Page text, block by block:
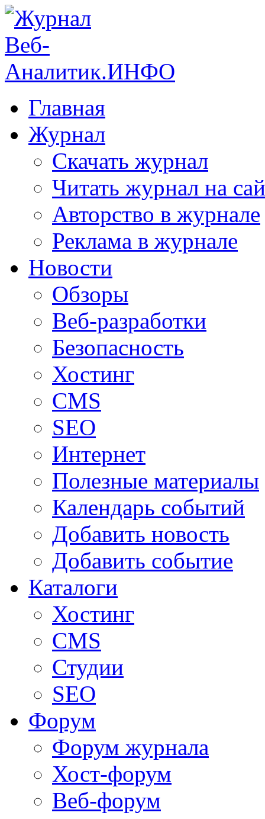
Главная
Журнал
Скачать журнал
Читать журнал на
Авторство в журнале
Реклама в журнале
Новости
Обзоры
Веб-разработки
Безопасность
Хостинг
CMS
SEO
Интернет
Полезные материалы
Календарь событий
Добавить новость
Добавить событие
Каталоги
Хостинг
CMS
Студии
SEO
Форум
Форум журнала
Хост-форум
Веб-форум